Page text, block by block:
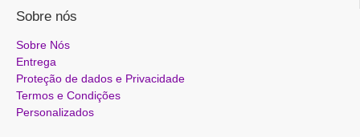
Sobre nós
Sobre Nós
Entrega
Proteção de dados e Privacidade
Termos e Condições
Personalizados